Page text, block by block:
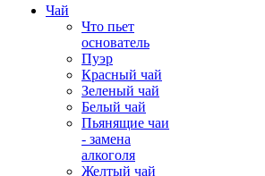
Чай
Что пьет
основатель
Пуэр
Красный чай
Зеленый чай
Белый чай
Пьянящие чаи
- замена
алкоголя
Желтый чай